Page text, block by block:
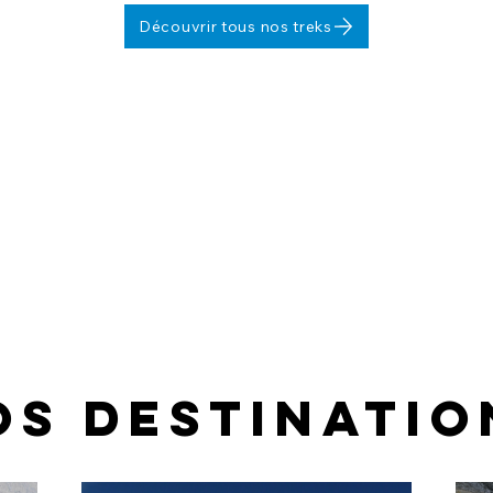
Découvrir tous nos treks